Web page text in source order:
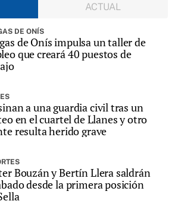
ACTUAL
DE ONÍS
de Onís impulsa un taller de
que creará 40 puestos de
a una guardia civil tras un
en el cuartel de Llanes y otro
resulta herido grave
Bouzán y Bertín Llera saldrán
desde la primera posición